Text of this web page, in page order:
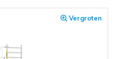
Vergroten